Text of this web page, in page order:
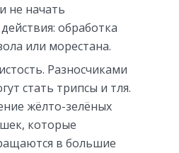
не начать
обработка
или морестана.
Разносчиками
стать трипсы и тля.
жёлто-зелёных
которые
в большие